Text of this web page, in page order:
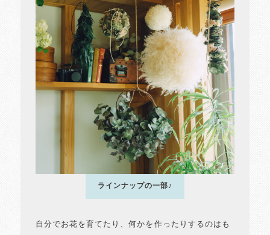
ラインナップの一部♪
自分でお花を育てたり、何かを作ったりするのはも